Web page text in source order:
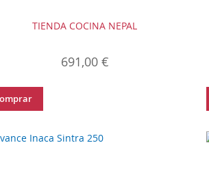
TIENDA COCINA NEPAL
691,00 €